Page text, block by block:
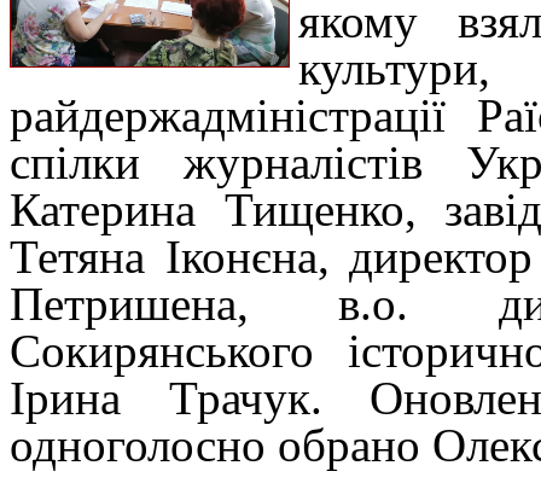
якому
райдержадміністрації
спілки журналістів
Катерина Тищенко,
Тетяна Іконєна,
Петришена, в.о.
Сокирянського
Ірина Трачук.
одноголосно обрано